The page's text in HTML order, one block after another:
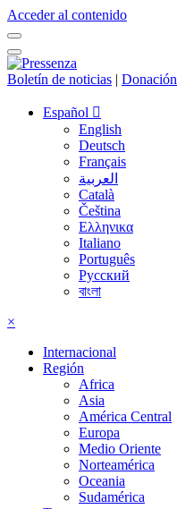
Acceder al contenido
Boletín de noticias | Donación
Español
English
Deutsch
Français
العربية
Català
Čeština
Ελληνικα
Italiano
Português
Русский
বাংলা
×
Internacional
Región
Africa
Asia
América Central
Europa
Medio Oriente
Norteamérica
Oceania
Sudamérica